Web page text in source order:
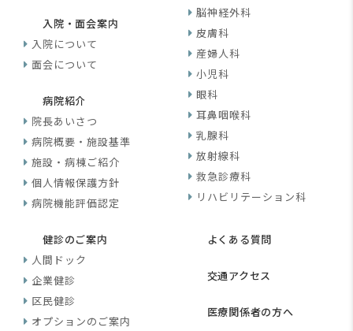
入院・面会案内
入院について
面会について
病院紹介
院長あいさつ
病院概要・施設基準
施設・病棟ご紹介
個人情報保護方針
病院機能評価認定
脳神経外科
皮膚科
産婦人科
小児科
眼科
耳鼻咽喉科
乳腺科
放射線科
救急診療科
リハビリテーション科
健診のご案内
人間ドック
企業健診
区民健診
オプションのご案内
よくある質問
交通アクセス
医療関係者の方へ